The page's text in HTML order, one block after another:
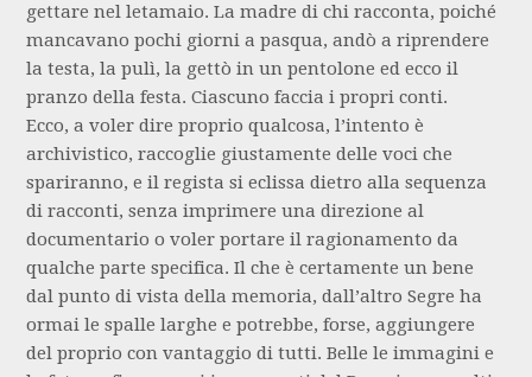
gettare nel letamaio. La madre di chi racconta, poiché
mancavano pochi giorni a pasqua, andò a riprendere
la testa, la pulì, la gettò in un pentolone ed ecco il
pranzo della festa. Ciascuno faccia i propri conti.
Ecco, a voler dire proprio qualcosa, l’intento è
archivistico, raccoglie giustamente delle voci che
spariranno, e il regista si eclissa dietro alla sequenza
di racconti, senza imprimere una direzione al
documentario o voler portare il ragionamento da
qualche parte specifica. Il che è certamente un bene
dal punto di vista della memoria, dall’altro Segre ha
ormai le spalle larghe e potrebbe, forse, aggiungere
del proprio con vantaggio di tutti. Belle le immagini e